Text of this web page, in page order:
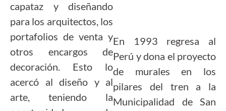
capataz y diseñando
para los arquitectos, los
portafolios de venta y
otros encargos de
decoración. Esto lo
acercó al diseño y al
arte, teniendo la
En 1993 regresa al
Perú y dona el proyecto
de murales en los
pilares del tren a la
Municipalidad de San